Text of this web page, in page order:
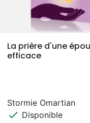
search APERÇU
La prière d'une
efficace
Stormie Omartian
check Disponible